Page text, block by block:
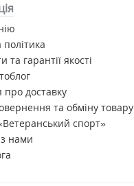
політика
та гарантії якості
про доставку
та обміну товару
спорт»
з нами